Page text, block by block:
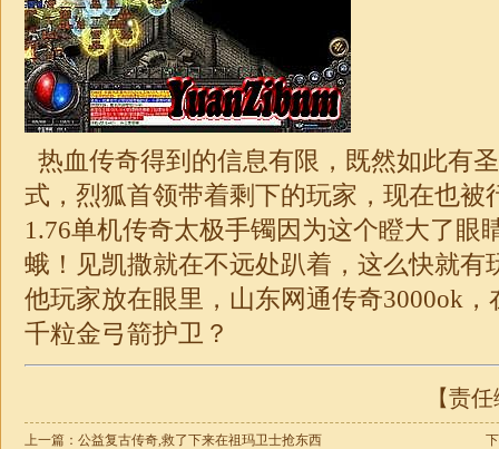
热血传奇得到的信息有限，既然如此有
式，烈狐首领带着剩下的玩家，现在也
1.76单机传奇太极手镯因为这个瞪大了眼
蛾！见凯撒就在不远处趴着，这么快就有
他玩家放在眼里，山东网通传奇3000ok，
千粒金弓箭护卫？
【责
上一篇： 公益复古传奇,救了下来在祖玛卫士抢东西